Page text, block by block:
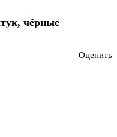
чёрные
Оценить